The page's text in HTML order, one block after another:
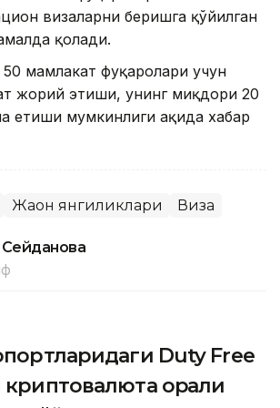
визаларни беришга қўйилган
қолади.
мамлакат фуқаролари учун
жорий этиши, унинг миқдори 20
етиши мумкинлиги ҳақида хабар
Жаҳон янгиликлари Виза
Сейданова
Duty Free
орқали